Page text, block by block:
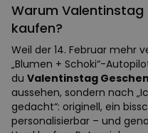
Warum
kaufen?
Weil der 14. Februar mehr
„Blumen + Schoki“-
du Valentinstag
aussehen, sondern nach
gedacht“: originell, ein
personalisierbar – und